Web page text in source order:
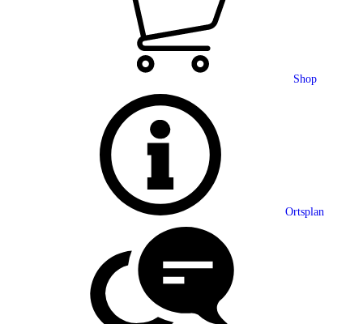
Shop
Ortsplan
Grußwort
Ortsplan
Partnerschaft
Statistik
Mitteilungsblatt